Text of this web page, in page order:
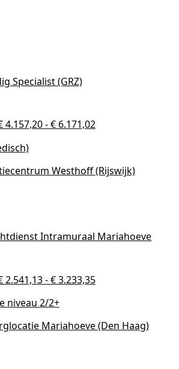
Specialist (GRZ)
4.157,20 - € 6.171,02
Westhoff (Rijswijk)
Intramuraal Mariahoeve
2.541,13 - € 3.233,35
niveau 2/2+
Mariahoeve (Den Haag)